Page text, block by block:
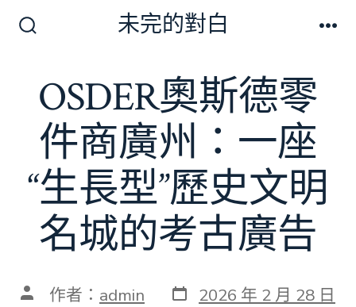
換
開
未完的對白
OSDER奧斯德零
件商廣州：一座
“生長型”歷史文明
名城的考古廣告
文 作者： admin 發
2026 年 2 月 28 日